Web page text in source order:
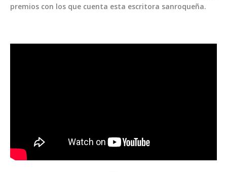
premios con los que cuenta esta escritora sanroqueña.